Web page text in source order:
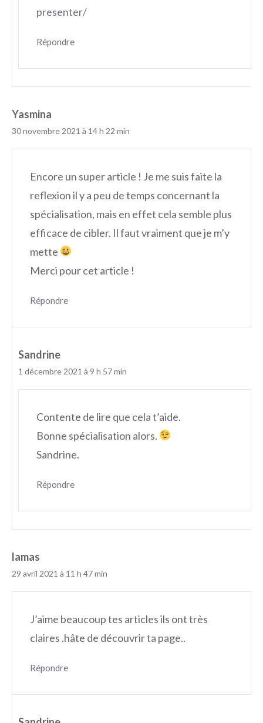
presenter/
Répondre
Yasmina
30 novembre 2021 à 14 h 22 min
Encore un super article ! Je me suis faite la
reflexion il y a peu de temps concernant la
spécialisation, mais en effet cela semble plus
efficace de cibler. Il faut vraiment que je m’y
mette
Merci pour cet article !
Répondre
Sandrine
1 décembre 2021 à 9 h 57 min
Contente de lire que cela t’aide.
Bonne spécialisation alors.
Sandrine.
Répondre
lamas
29 avril 2021 à 11 h 47 min
J’aime beaucoup tes articles ils ont très
claires .hâte de découvrir ta page..
Répondre